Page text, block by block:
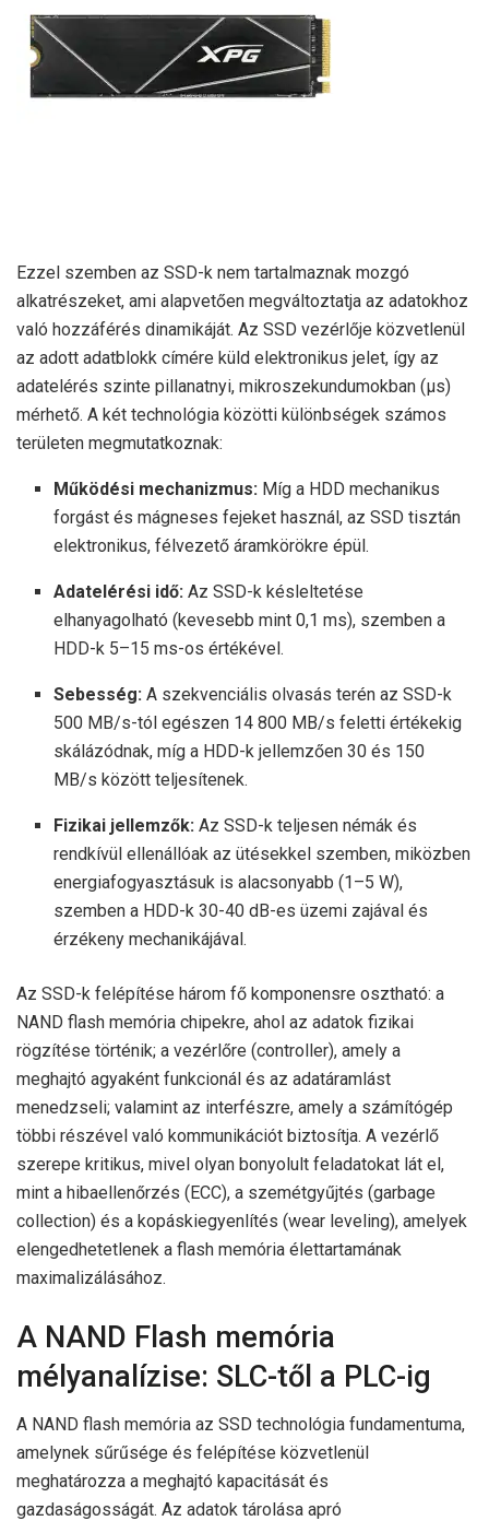
Ezzel szemben az SSD-k nem tartalmaznak mozgó
alkatrészeket, ami alapvetően megváltoztatja az adatokhoz
való hozzáférés dinamikáját. Az SSD vezérlője közvetlenül
az adott adatblokk címére küld elektronikus jelet, így az
adatelérés szinte pillanatnyi, mikroszekundumokban (μs)
mérhető. A két technológia közötti különbségek számos
területen megmutatkoznak:
Működési mechanizmus: Míg a HDD mechanikus
forgást és mágneses fejeket használ, az SSD tisztán
elektronikus, félvezető áramkörökre épül.
Adatelérési idő: Az SSD-k késleltetése
elhanyagolható (kevesebb mint 0,1 ms), szemben a
HDD-k 5–15 ms-os értékével.
Sebesség: A szekvenciális olvasás terén az SSD-k
500 MB/s-tól egészen 14 800 MB/s feletti értékekig
skálázódnak, míg a HDD-k jellemzően 30 és 150
MB/s között teljesítenek.
Fizikai jellemzők: Az SSD-k teljesen némák és
rendkívül ellenállóak az ütésekkel szemben, miközben
energiafogyasztásuk is alacsonyabb (1–5 W),
szemben a HDD-k 30-40 dB-es üzemi zajával és
érzékeny mechanikájával.
Az SSD-k felépítése három fő komponensre osztható: a
NAND flash memória chipekre, ahol az adatok fizikai
rögzítése történik; a vezérlőre (controller), amely a
meghajtó agyaként funkcionál és az adatáramlást
menedzseli; valamint az interfészre, amely a számítógép
többi részével való kommunikációt biztosítja. A vezérlő
szerepe kritikus, mivel olyan bonyolult feladatokat lát el,
mint a hibaellenőrzés (ECC), a szemétgyűjtés (garbage
collection) és a kopáskiegyenlítés (wear leveling), amelyek
elengedhetetlenek a flash memória élettartamának
maximalizálásához.
A NAND Flash memória
mélyanalízise: SLC-től a PLC-ig
A NAND flash memória az SSD technológia fundamentuma,
amelynek sűrűsége és felépítése közvetlenül
meghatározza a meghajtó kapacitását és
gazdaságosságát. Az adatok tárolása apró